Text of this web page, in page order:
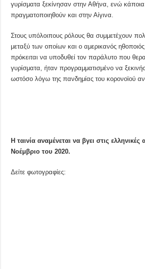
γυρίσματα ξεκίνησαν στην Αθήνα, ενώ
πραγματοποιηθούν και στην Αίγινα.
Στους υπόλοιπους ρόλους θα συμμετέχουν
μεταξύ των οποίων και ο αμερικανός
πρόκειται να υποδυθεί τον παράλυτο που
γυρίσματα, ήταν προγραμματισμένο να
ωστόσο λόγω της πανδημίας του κορονοϊού
Η ταινία αναμένεται να βγει στις ελληνικές
Νοέμβριο του 2020.
Δείτε φωτογραφίες: